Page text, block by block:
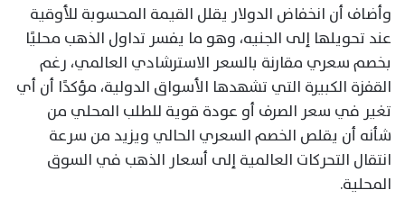
وأضاف أن انخفاض الدولار يقلل القيمة المحسوبة للأوقية
عند تحويلها إلى الجنيه، وهو ما يفسر تداول الذهب محليًا
بخصم سعري مقارنة بالسعر الاسترشادي العالمي، رغم
القفزة الكبيرة التي تشهدها الأسواق الدولية، مؤكدًا أن أي
تغير في سعر الصرف أو عودة قوية للطلب المحلي من
شأنه أن يقلص الخصم السعري الحالي ويزيد من سرعة
انتقال التحركات العالمية إلى أسعار الذهب في السوق
المحلية.